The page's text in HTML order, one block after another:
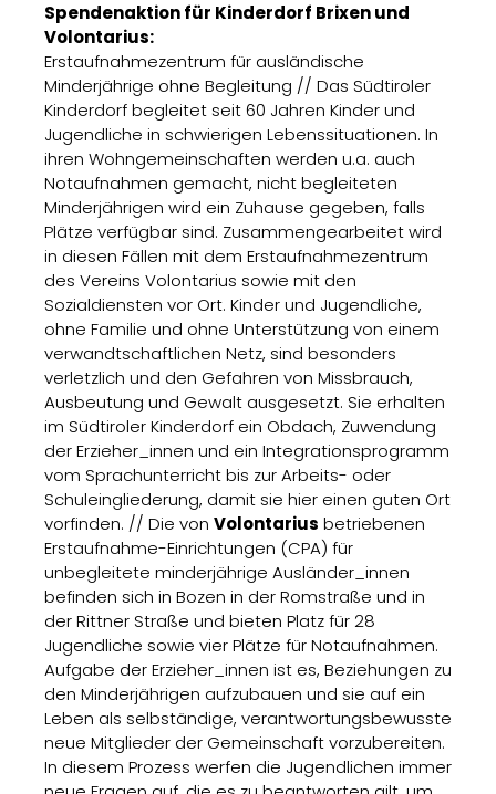
Spendenaktion für Kinderdorf Brixen und
Volontarius:
Erstaufnahmezentrum für ausländische
Minderjährige ohne Begleitung // Das Südtiroler
Kinderdorf begleitet seit 60 Jahren Kinder und
Jugendliche in schwierigen Lebenssituationen. In
ihren Wohngemeinschaften werden u.a. auch
Notaufnahmen gemacht, nicht begleiteten
Minderjährigen wird ein Zuhause gegeben, falls
Plätze verfügbar sind. Zusammengearbeitet wird
in diesen Fällen mit dem Erstaufnahmezentrum
des Vereins Volontarius sowie mit den
Sozialdiensten vor Ort. Kinder und Jugendliche,
ohne Familie und ohne Unterstützung von einem
verwandtschaftlichen Netz, sind besonders
verletzlich und den Gefahren von Missbrauch,
Ausbeutung und Gewalt ausgesetzt. Sie erhalten
im Südtiroler Kinderdorf ein Obdach, Zuwendung
der Erzieher_innen und ein Integrationsprogramm
vom Sprachunterricht bis zur Arbeits- oder
Schuleingliederung, damit sie hier einen guten Ort
vorfinden. // Die von Volontarius betriebenen
Erstaufnahme-Einrichtungen (CPA) für
unbegleitete minderjährige Ausländer_innen
befinden sich in Bozen in der Romstraße und in
der Rittner Straße und bieten Platz für 28
Jugendliche sowie vier Plätze für Notaufnahmen.
Aufgabe der Erzieher_innen ist es, Beziehungen zu
den Minderjährigen aufzubauen und sie auf ein
Leben als selbständige, verantwortungsbewusste
neue Mitglieder der Gemeinschaft vorzubereiten.
In diesem Prozess werfen die Jugendlichen immer